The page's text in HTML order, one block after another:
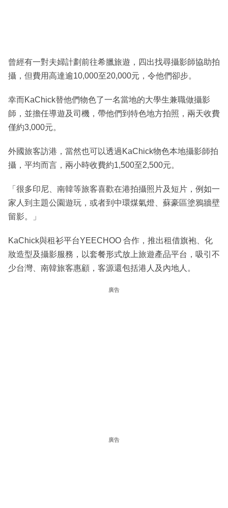
曾經有一對夫婦計劃前往希臘旅遊，四出找尋攝影師協助拍
攝，但費用高達逾10,000至20,000元，令他們卻步。
幸而KaChick替他們物色了一名當地的大學生兼職做攝影
師，並擔任導遊及司機，帶他們到特色地方拍照，兩天收費
僅約3,000元。
外國旅客訪港，當然也可以透過KaChick物色本地攝影師拍
攝，平均而言，兩小時收費約1,500至2,500元。
「很多印尼、南韓等旅客喜歡在港拍攝照片及短片，例如一
家人到主題公園遊玩，或者到中環煤氣燈、蘇豪區塗鴉牆壁
留影。」
KaChick與租衫平台YEECHOO 合作，推出租借旗袍、化
妝造型及攝影服務，以套餐形式放上旅遊產品平台，吸引不
少台灣、南韓旅客惠顧，客源還包括港人及內地人。
廣告
廣告